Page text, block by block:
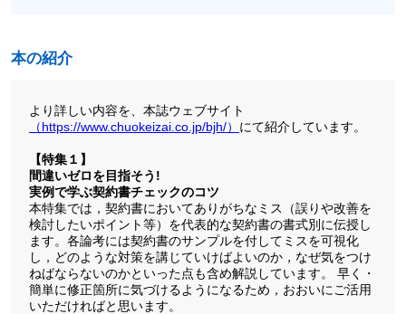
本の紹介
より詳しい内容を、本誌ウェブサイト
（https://www.chuokeizai.co.jp/bjh/） にて紹介しています。
【特集１】
間違いゼロを目指そう!
実例で学ぶ契約書チェックのコツ
本特集では，契約書においてありがちなミス（誤りや改善を
検討したいポイント等）を代表的な契約書の書式別に伝授し
ます。各論考には契約書のサンプルを付してミスを可視化
し，どのような対策を講じていけばよいのか，なぜ気をつけ
ねばならないのかといった点も含め解説しています。 早く・
簡単に修正箇所に気づけるようになるため，おおいにご活用
いただければと思います。